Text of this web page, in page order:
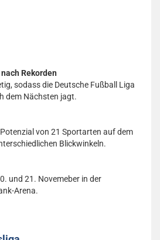
Rekorden
sodass die Deutsche Fußball Liga
dem Nächsten jagt.
von 21 Sportarten auf dem
Blickwinkeln.
und 21. Novemeber in der
Arena.